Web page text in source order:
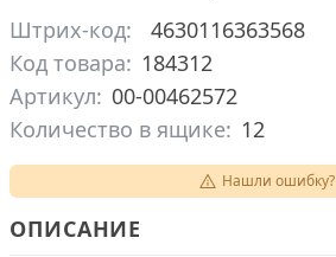
Штрих-код:
4630116363568
Код товара: 184312
Артикул: 00-00462572
Количество в ящике: 12
Нашли ошибку?
ОПИСАНИЕ